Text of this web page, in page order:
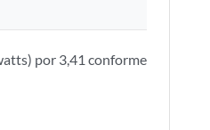
por 3,41 conforme